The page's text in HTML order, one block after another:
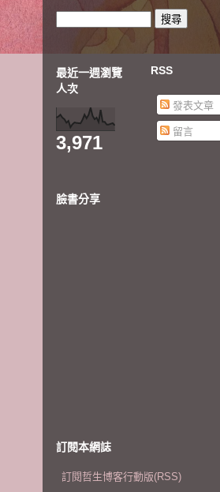
最近一週瀏覽
人次
3,971
RSS
發表文章
留言
臉書分享
訂閱本網誌
訂閱哲生博客行動版(RSS)